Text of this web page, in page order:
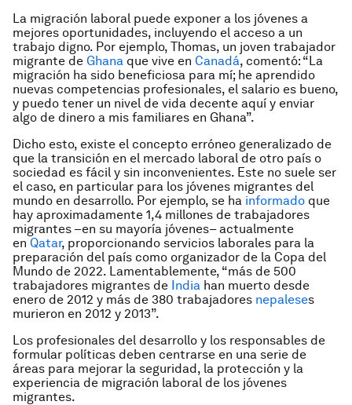
La migración laboral puede exponer a los jóvenes a
mejores oportunidades, incluyendo el acceso a un
trabajo digno. Por ejemplo, Thomas, un joven trabajador
migrante de Ghana que vive en Canadá, comentó: “La
migración ha sido beneficiosa para mí; he aprendido
nuevas competencias profesionales, el salario es bueno,
y puedo tener un nivel de vida decente aquí y enviar
algo de dinero a mis familiares en Ghana”.
Dicho esto, existe el concepto erróneo generalizado de
que la transición en el mercado laboral de otro país o
sociedad es fácil y sin inconvenientes. Este no suele ser
el caso, en particular para los jóvenes migrantes del
mundo en desarrollo. Por ejemplo, se ha informado que
hay aproximadamente 1,4 millones de trabajadores
migrantes –en su mayoría jóvenes– actualmente
en Qatar, proporcionando servicios laborales para la
preparación del país como organizador de la Copa del
Mundo de 2022. Lamentablemente, “más de 500
trabajadores migrantes de India han muerto desde
enero de 2012 y más de 380 trabajadores nepaleses
murieron en 2012 y 2013”.
Los profesionales del desarrollo y los responsables de
formular políticas deben centrarse en una serie de
áreas para mejorar la seguridad, la protección y la
experiencia de migración laboral de los jóvenes
migrantes.